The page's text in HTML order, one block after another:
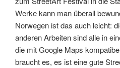
Werke kann man überall
Norwegen ist das auch leicht:
anderen Arbeiten sind alle in
die mit Google Maps
braucht es, es ist eine gute